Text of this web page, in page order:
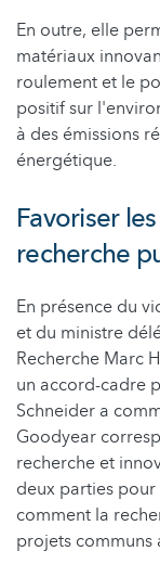
En outre, elle
matériaux
roulement et le
positif sur
à des émissions
énergétique.
Favoriser
recherche
En présence du
et du ministre
Recherche Marc
un accord-cadre
Schneider a
Goodyear
recherche et
deux parties
comment la
projets communs